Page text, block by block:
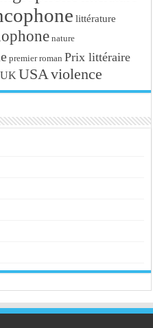
littérature
nature
premier roman Prix littéraire
UK USAviolence